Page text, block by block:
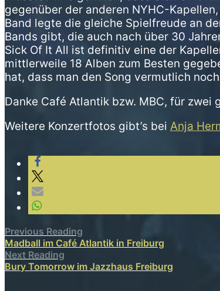
gegenüber der anderen NYHC-
Band legte die gleiche Spielfreude an
Bands gibt, die auch nach über 30
Sick Of It All ist definitiv eine der
mittlerweile 18 Alben zum Besten
hat, dass man den Song vermutlich
Danke Café Atlantik bzw. MBC, für
Weitere Konzertfotos gibt’s bei Anja
Previous Reading
Madball im Café Atlantik in Freiburg
Next Reading
Bury Tomorrow im Jazzhaus Freiburg